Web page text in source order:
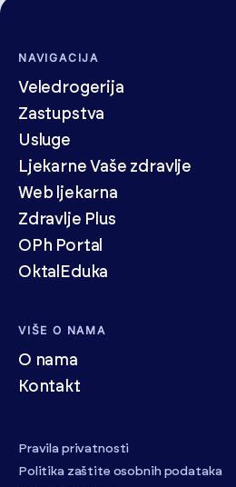
NAVIGACIJA
Veledrogerija
Zastupstva
Usluge
Ljekarne Vaše zdravlje
Web ljekarna
Zdravlje Plus
OPh Portal
OktalEduka
VIŠE O NAMA
O nama
Kontakt
Pravila privatnosti
Politika zaštite osobnih podataka